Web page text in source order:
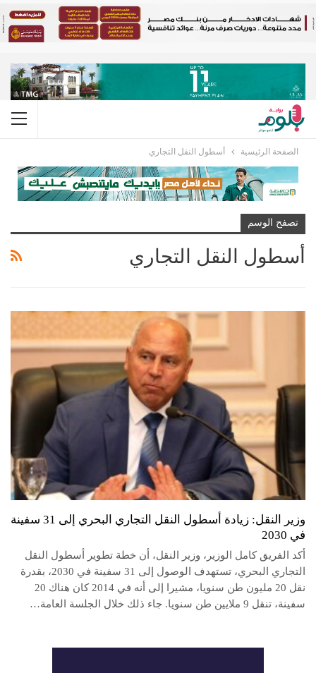
الصفحة الرئيسية أسطول النقل التجاري
تصفح الوسم
أسطول النقل التجاري
وزير النقل: زيادة أسطول النقل التجاري البحري إلى 31 سفينة
في 2030
أكد الفريق كامل الوزير، وزير النقل، أن خطة تطوير أسطول النقل
التجاري البحري، تستهدف الوصول إلى 31 سفينة في 2030، بقدرة
نقل 20 مليون طن سنويا، مشيرا إلى أنه في 2014 كان هناك 20
سفينة، تنقل 9 ملايين طن سنويا. جاء ذلك خلال الجلسة العامة…